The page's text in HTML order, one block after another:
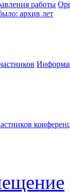
работы
архив лет